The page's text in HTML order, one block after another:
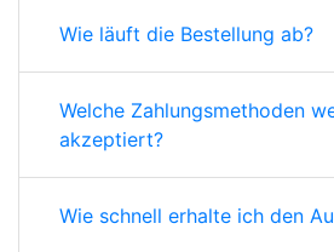
Wie läuft die Bestellung ab?
Welche Zahlungsmethoden
akzeptiert?
Wie schnell erhalte ich den